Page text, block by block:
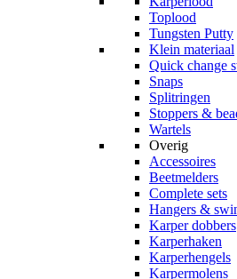
Toplood
Tungsten Putty
Klein materiaal
Quick change
Snaps
Splitringen
Stoppers &
Wartels
Overig
Accessoires
Beetmelders
Complete sets
Hangers &
Karper dobbers
Karperhaken
Karperhengels
Karpermolens